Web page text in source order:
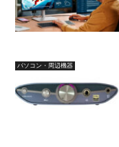
パソコン・周辺機器